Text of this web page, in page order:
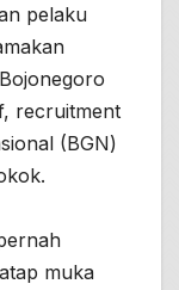
pelaku
recruitment
(BGN)
muka